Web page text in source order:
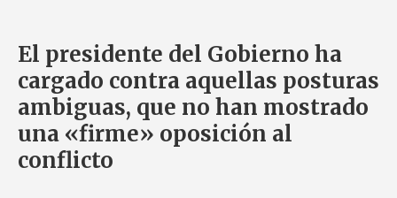
El presidente del Gobierno ha
cargado contra aquellas posturas
ambiguas, que no han mostrado
una «firme» oposición al
conflicto